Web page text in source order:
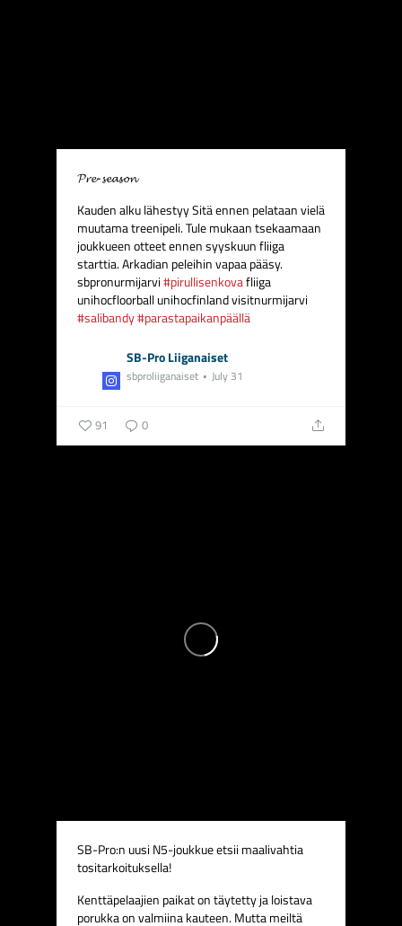
𝓟𝓻𝓮-𝓼𝓮𝓪𝓼𝓸𝓷️
Kauden alku lähestyySitä ennen pelataan vielä
muutama treenipeli. Tule mukaan tsekaamaan
joukkueen otteet ennen syyskuun fliiga
starttia. Arkadian peleihin vapaa pääsy.
sbpronurmijarvi#pirullisenkovafliiga
unihocfloorball unihocfinland visitnurmijarvi
#salibandy#parastapaikanpäällä
SB-Pro Liiganaiset
sbproliiganaiset July 31
91 0
SB-Pro:n uusi N5-joukkue etsii maalivahtia
tositarkoituksella! ️
Kenttäpelaajien paikat on täytetty ja loistava
porukka on valmiina kauteen. Mutta meiltä